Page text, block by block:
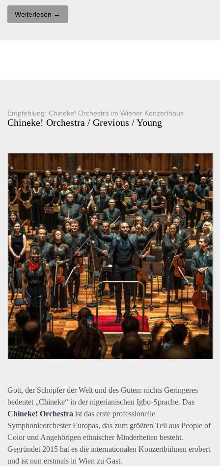
Weiterlesen →
Empfehlung: Chineke! Orchestra im Wiener Konzerthaus
Chineke! Orchestra / Grevious / Young
Gott, der Schöpfer der Welt und des Guten: nichts Geringeres
bedeutet „Chineke“ in der nigerianischen Igbo-Sprache. Das
Chineke! Orchestra ist das erste professionelle
Symphonieorchester Europas, das zum größten Teil aus People of
Color und Angehörigen ethnischer Minderheiten besteht.
Gegründet 2015 hat es die internationalen Konzertbühnen erobert
und ist nun erstmals in Wien zu Gast.